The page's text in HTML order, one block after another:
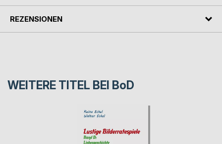
REZENSIONEN
WEITERE TITEL BEI BoD